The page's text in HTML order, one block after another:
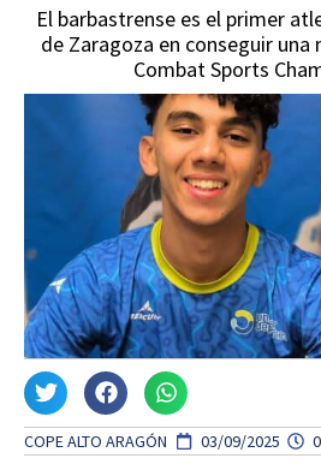
El barbastrense es el primer
de Zaragoza en conseguir una
Combat Sports
COPE ALTO ARAGÓN 03/09/2025